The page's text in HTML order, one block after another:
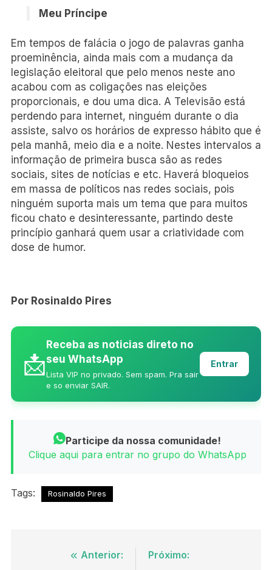
Meu Príncipe
Em tempos de falácia o jogo de palavras ganha
proeminência, ainda mais com a mudança da
legislação eleitoral que pelo menos neste ano
acabou com as coligações nas eleições
proporcionais, e dou uma dica. A Televisão está
perdendo para internet, ninguém durante o dia
assiste, salvo os horários de expresso hábito que é
pela manhã, meio dia e a noite. Nestes intervalos a
informação de primeira busca são as redes
sociais, sites de notícias e etc. Haverá bloqueios
em massa de políticos nas redes sociais, pois
ninguém suporta mais um tema que para muitos
ficou chato e desinteressante, partindo deste
princípio ganhará quem usar a criatividade com
dose de humor.
Por Rosinaldo Pires
📩
Receba as noticias direto no
seu WhatsApp
Lista VIP no privado. Sem spam. Pra sair
e so enviar SAIR.
Entrar
Participe da nossa comunidade!
Clique aqui para entrar no grupo do WhatsApp
Tags: Rosinaldo Pires
Navegação
Anterior:
Próximo: